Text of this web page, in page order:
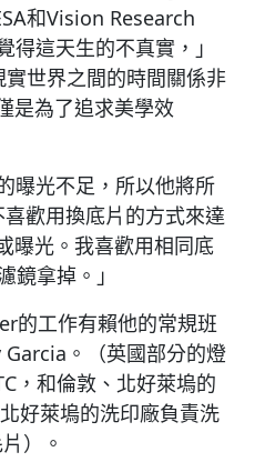
和Vision Research
這天生的不真實，」
世界之間的時間關係非
是為了追求美學效
曝光不足，所以他將所
歡用換底片的方式來達
曝光。我喜歡用相同底
拿掉。」
的工作有賴他的常規班
。（英國部分的燈
，和倫敦、北好萊塢的
好萊塢的洗印廠負責洗
）。